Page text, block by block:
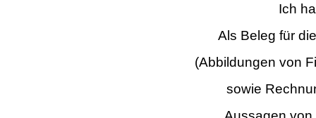
Ich
Als Beleg für
(Abbildungen von
sowie